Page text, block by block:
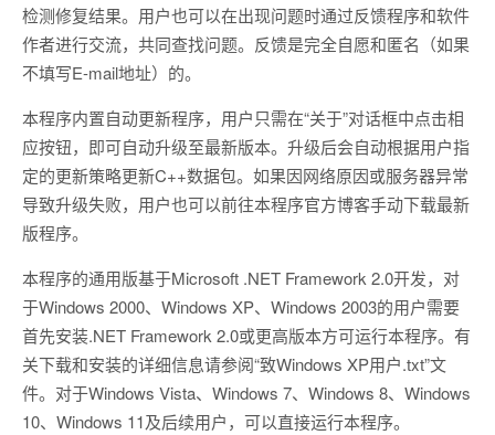
检测修复结果。用户也可以在出现问题时通过反馈程序和软件
作者进行交流，共同查找问题。反馈是完全自愿和匿名（如果
不填写E-mail地址）的。
本程序内置自动更新程序，用户只需在“关于”对话框中点击相
应按钮，即可自动升级至最新版本。升级后会自动根据用户指
定的更新策略更新C++数据包。如果因网络原因或服务器异常
导致升级失败，用户也可以前往本程序官方博客手动下载最新
版程序。
本程序的通用版基于Microsoft .NET Framework 2.0开发，对
于Windows 2000、Windows XP、Windows 2003的用户需要
首先安装.NET Framework 2.0或更高版本方可运行本程序。有
关下载和安装的详细信息请参阅“致Windows XP用户.txt”文
件。对于Windows Vista、Windows 7、Windows 8、Windows
10、Windows 11及后续用户，可以直接运行本程序。